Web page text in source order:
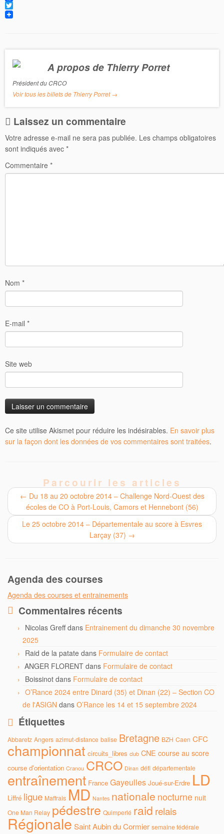
F
a
c
T
w
A propos de Thierry Porret
Président du CRCO
Voir tous les billets de Thierry Porret→
Laissez un commentaire
Votre adresse e-mail ne sera pas publiée. Les champs obligatoires
sont indiqués avec *
Commentaire *
Nom *
E-mail *
Site web
Ce site utilise Akismet pour réduire les indésirables. En savoir plus
sur la façon dont les données de vos commentaires sont traitées.
Parcourir les articles
← Du 18 au 20 octobre 2014 – Challenge Nord-Ouest des
écoles de CO à Port-Louis, Camors et Hennebont (56)
Le 25 octobre 2014 – Départementale au score à Esvres
Larçay (37) →
Agenda des courses
Agenda des courses et entrainements
Commentaires récents
Nicolas Greffdans Entrainement du dimanche 30 novembre
2025
Raid de la patate dans Formulaire de contact
ANGER FLORENT dans Formulaire de contact
Boissinot dans Formulaire de contact
O’Rance 2024 entre Dinard (35) et Dinan (22) – Section CO
de l'ASIGN dans O’Rance les 14 et 15 septembre 2024
Étiquettes
Abbaretz Angers azimut-distance balise Bretagne BZH Caen CFC
championnat circuits_libres club CNE course au score
course d'orientation Cranou CRCO Dinan défi départementale
entraînement France Gayeulles Joué-sur-Erdre LD
Liffré ligue Maffrais MD Nantes nationale nocturne nuit
One Man Relay pédestre Quimperlé raid relais
Régionale Saint Aubin du Cormier semaine fédérale